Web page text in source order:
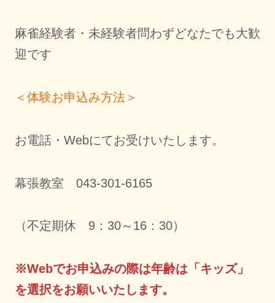
麻雀経験者・未経験者問わずどなたでも大歓
迎です
＜体験お申込み方法＞
お電話・Webにてお受けいたします。
幕張教室 043-301-6165
（不定期休 9：30～16：30）
※Webでお申込みの際は年齢は「キッズ」
を選択をお願いいたします。